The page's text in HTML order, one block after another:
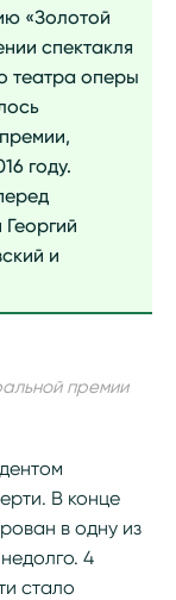
«Золотой
спектакля
театра оперы
году.
и
премии
В конце
в одну из
4
стало